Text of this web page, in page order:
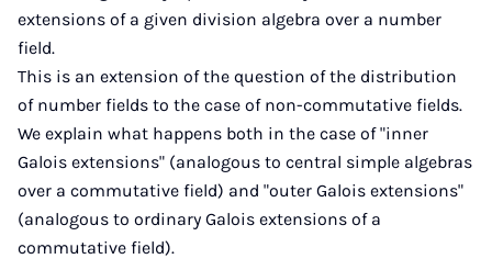
extensions of a given division algebra over a number
field.
This is an extension of the question of the distribution
of number fields to the case of non-commutative fields.
We explain what happens both in the case of "inner
Galois extensions" (analogous to central simple algebras
over a commutative field) and "outer Galois extensions"
(analogous to ordinary Galois extensions of a
commutative field).